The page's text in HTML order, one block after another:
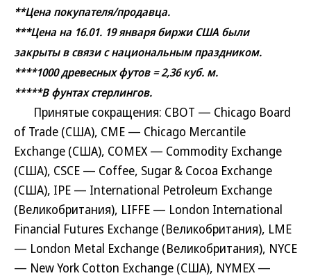
**Цена покупателя/продавца.
***Цена на 16.01. 19 января биржи США были
закрыты в связи с национальным праздником.
****1000 древесных футов = 2,36 куб. м.
*****В фунтах стерлингов.
Принятые сокращения: CBOT — Chicago Board
of Trade (США), CME — Chicago Mercantile
Exchange (США), COMEX — Commodity Exchange
(США), CSCE — Coffee, Sugar & Cocoa Exchange
(США), IPE — International Petroleum Exchange
(Великобритания), LIFFE — London International
Financial Futures Exchange (Великобритания), LME
— London Metal Exchange (Великобритания), NYCE
— New York Cotton Exchange (США), NYMEX —